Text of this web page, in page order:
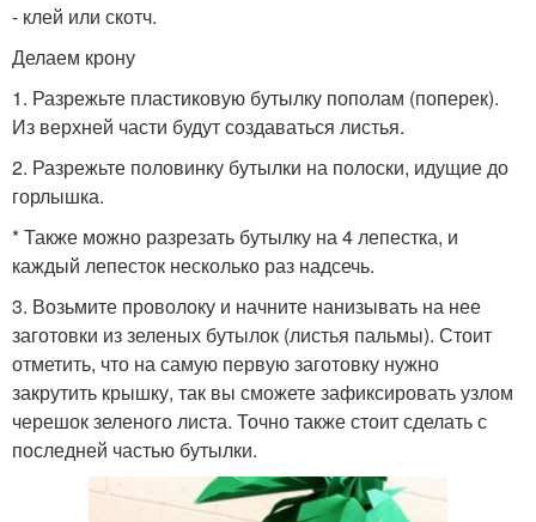
- клей или скотч.
Делаем крону
1. Разрежьте пластиковую бутылку пополам (поперек).
Из верхней части будут создаваться листья.
2. Разрежьте половинку бутылки на полоски, идущие до
горлышка.
* Также можно разрезать бутылку на 4 лепестка, и
каждый лепесток несколько раз надсечь.
3. Возьмите проволоку и начните нанизывать на нее
заготовки из зеленых бутылок (листья пальмы). Стоит
отметить, что на самую первую заготовку нужно
закрутить крышку, так вы сможете зафиксировать узлом
черешок зеленого листа. Точно также стоит сделать с
последней частью бутылки.